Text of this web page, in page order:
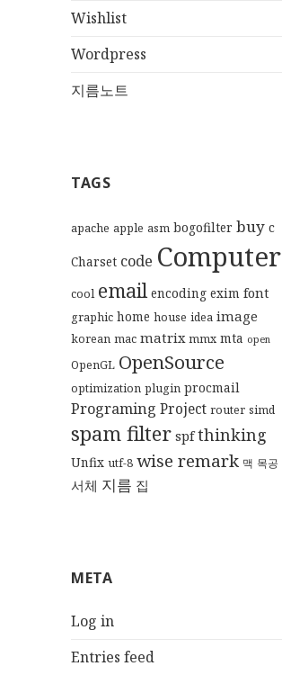
Wishlist
Wordpress
지름노트
TAGS
apache apple asm bogofilter buy c
Charset code Computer
cool email encoding exim font
graphic home house idea image
korean mac matrix mmx mta open
OpenGL OpenSource
optimization plugin procmail
Programing Project router simd
spam filter spf thinking
Unfix utf-8 wise remark 맥 목공
서체 지름 집
META
Log in
Entries feed